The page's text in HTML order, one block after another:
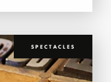
SPECTACLES